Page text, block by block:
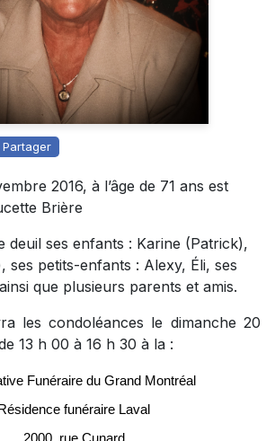
Partager
2016, à l’âge de 71 ans est
Brière
deuil ses enfants : Karine (Patrick),
ses petits-enfants : Alexy, Éli, ses
que plusieurs parents et amis.
les condoléances le dimanche 20
13 h 00 à 16 h 30 à la :
Funéraire du Grand Montréal
Résidence funéraire Laval
2000, rue Cunard